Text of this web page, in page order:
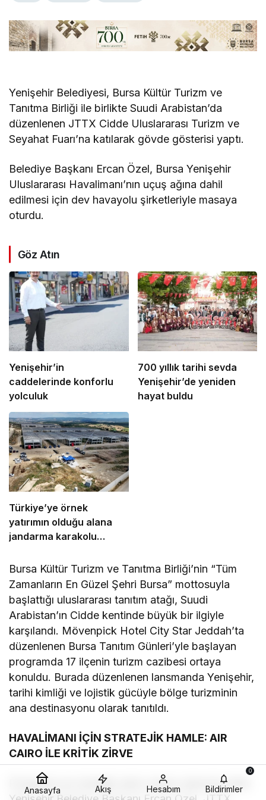
Yenişehir Belediyesi, Bursa Kültür Turizm ve
Tanıtma Birliği ile birlikte Suudi Arabistan’da
düzenlenen JTTX Cidde Uluslararası Turizm ve
Seyahat Fuarı’na katılarak gövde gösterisi yaptı.
Belediye Başkanı Ercan Özel, Bursa Yenişehir
Uluslararası Havalimanı’nın uçuş ağına dahil
edilmesi için dev havayolu şirketleriyle masaya
oturdu.
Göz Atın
Yenişehir’in
caddelerinde konforlu
yolculuk
700 yıllık tarihi sevda
Yenişehir’de yeniden
hayat buldu
Türkiye’ye örnek
yatırımın olduğu alana
jandarma karakolu
Bursa Kültür Turizm ve Tanıtma Birliği’nin “Tüm
Zamanların En Güzel Şehri Bursa” mottosuyla
başlattığı uluslararası tanıtım atağı, Suudi
Arabistan’ın Cidde kentinde büyük bir ilgiyle
karşılandı. Mövenpick Hotel City Star Jeddah’ta
düzenlenen Bursa Tanıtım Günleri’yle başlayan
programda 17 ilçenin turizm cazibesi ortaya
konuldu. Burada düzenlenen lansmanda Yenişehir,
tarihi kimliği ve lojistik gücüyle bölge turizminin
ana destinasyonu olarak tanıtıldı.
HAVALİMANI İÇİN STRATEJİK HAMLE: AIR
CAIRO İLE KRİTİK ZİRVE
Programın en stratejik adımı ulaşım alanında atıldı.
Anasayfa Akış Hesabım Bildirimler
0